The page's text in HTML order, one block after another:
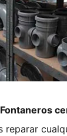
Fontaneros
reparar